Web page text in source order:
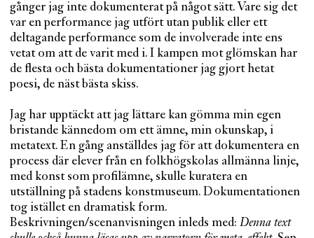
gånger jag inte dokumenterat på något sätt. Vare sig det
var en performance jag utfört utan publik eller ett
deltagande performance som de involverade inte ens
vetat om att de varit med i. I kampen mot glömskan har
de flesta och bästa dokumentationer jag gjort hetat
poesi, de näst bästa skiss.
Jag har upptäckt att jag lättare kan gömma min egen
bristande kännedom om ett ämne, min okunskap, i
metatext. En gång anställdes jag för att dokumentera en
process där elever från en folkhögskolas allmänna linje,
med konst som profilämne, skulle kuratera en
utställning på stadens konstmuseum. Dokumentationen
tog istället en dramatisk form.
Beskrivningen/scenanvisningen inleds med: Denna text